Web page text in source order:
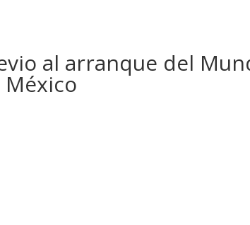
al arranque del
México